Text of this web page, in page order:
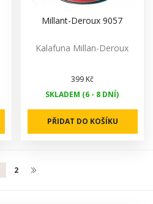
Millant-Deroux 9057
Kalafuna Millan-Deroux
399 Kč
SKLADEM (6 - 8 DNÍ)
PŘIDAT DO KOŠÍKU
2